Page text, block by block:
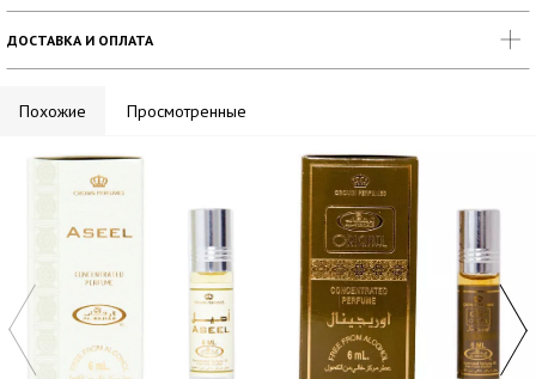
ДОСТАВКА И ОПЛАТА
Похожие Просмотренные